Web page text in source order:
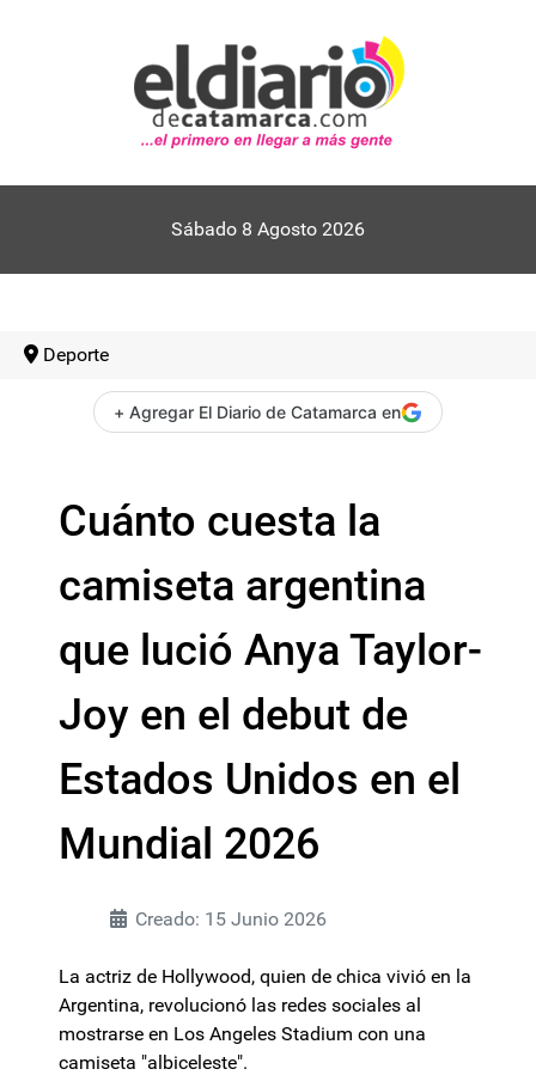
Sábado 8 Agosto 2026
Deporte
+ Agregar El Diario de Catamarca en
Cuánto cuesta la
camiseta argentina
que lució Anya Taylor-
Joy en el debut de
Estados Unidos en el
Mundial 2026
Creado: 15 Junio 2026
La actriz de Hollywood, quien de chica vivió en la
Argentina, revolucionó las redes sociales al
mostrarse en Los Angeles Stadium con una
camiseta "albiceleste".